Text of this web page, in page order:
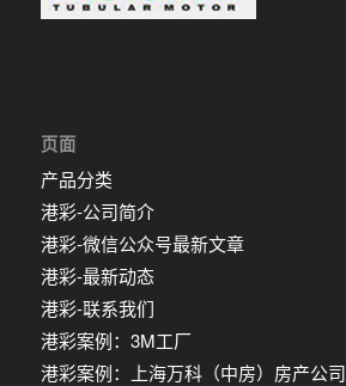
页面
产品分类
港彩-公司简介
港彩-微信公众号最新文章
港彩-最新动态
港彩-联系我们
港彩案例：3M工厂
港彩案例：上海万科（中房）房产公司